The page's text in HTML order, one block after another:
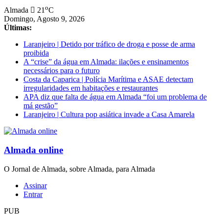
Saltar
para
conteúdo
Almada 21 oC
Domingo, Agosto 9, 2026
Últimas:
Laranjeiro | Detido por tráfico de droga e posse de arma
proibida
A “crise” da água em Almada: ilações e ensinamentos
necessários para o futuro
Costa da Caparica | Polícia Marítima e ASAE detectam
irregularidades em habitações e restaurantes
APA diz que falta de água em Almada “foi um problema de
má gestão”
Laranjeiro | Cultura pop asiática invade a Casa Amarela
Almada online
O Jornal de Almada, sobre Almada, para Almada
Assinar
Entrar
PUB